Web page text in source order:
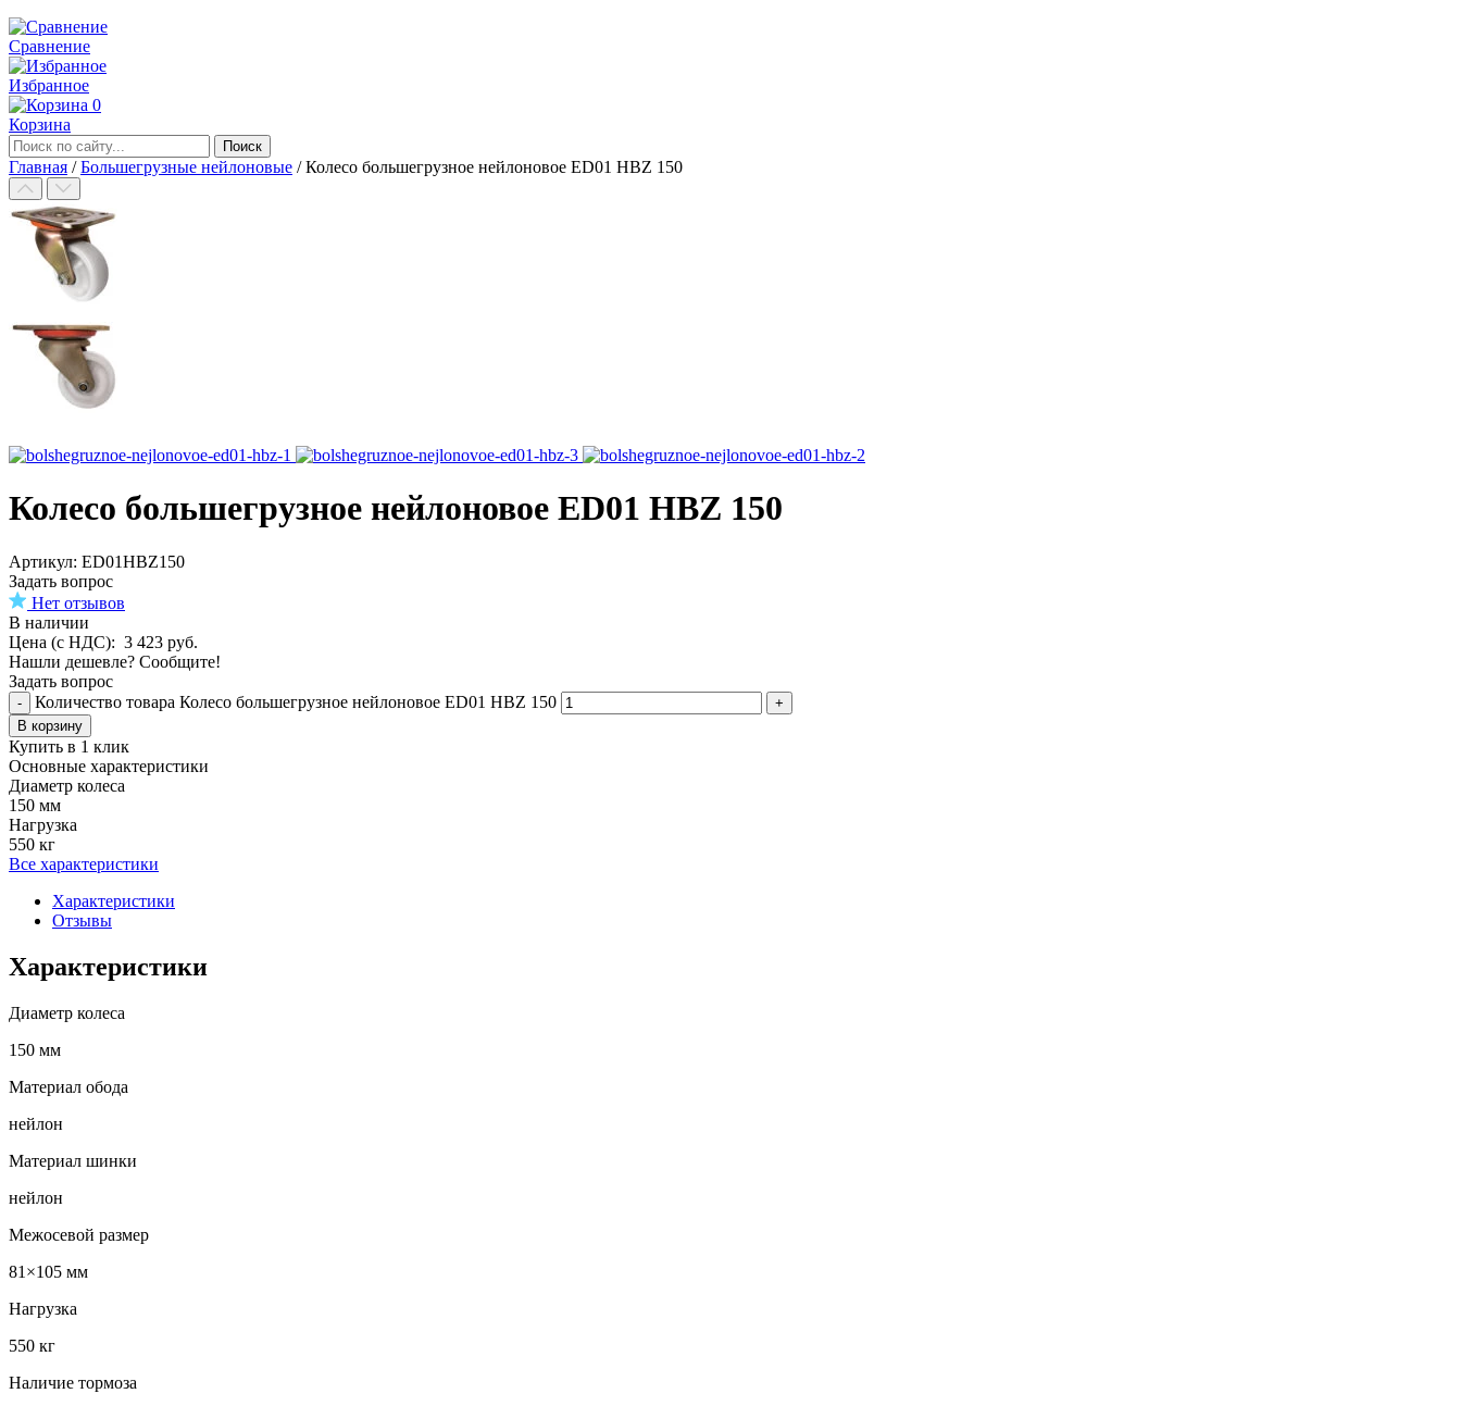
Сравнение
Избранное
0
Корзина
Главная /Большегрузные нейлоновые /Колесо большегрузное нейлоновое ED01 HBZ 150
Колесо большегрузное нейлоновое ED01 HBZ 150
Aртикул: ED01HBZ150
Задать вопрос
Нет отзывов
В наличии
Цена (с НДС): 3 423 руб.
Нашли дешевле? Сообщите!
Задать вопрос
- Количество товара Колесо большегрузное нейлоновое ED01 HBZ 150
+
В корзину
Купить в 1 клик
Основные характеристики
Диаметр колеса
150 мм
Нагрузка
550 кг
Все характеристики
Характеристики
Отзывы
Характеристики
Диаметр колеса
150 мм
Материал обода
нейлон
Материал шинки
нейлон
Межосевой размер
81×105 мм
Нагрузка
550 кг
Наличие тормоза